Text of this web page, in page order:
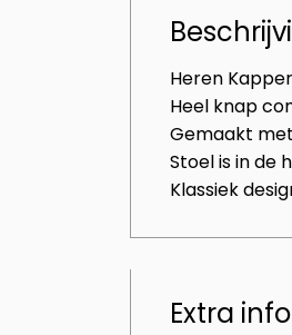
Heren
Heel knap
Gemaakt
Stoel is in de
Klassiek
Extra